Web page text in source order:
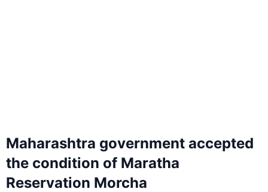
Maharashtra government accepted
the condition of Maratha
Reservation Morcha